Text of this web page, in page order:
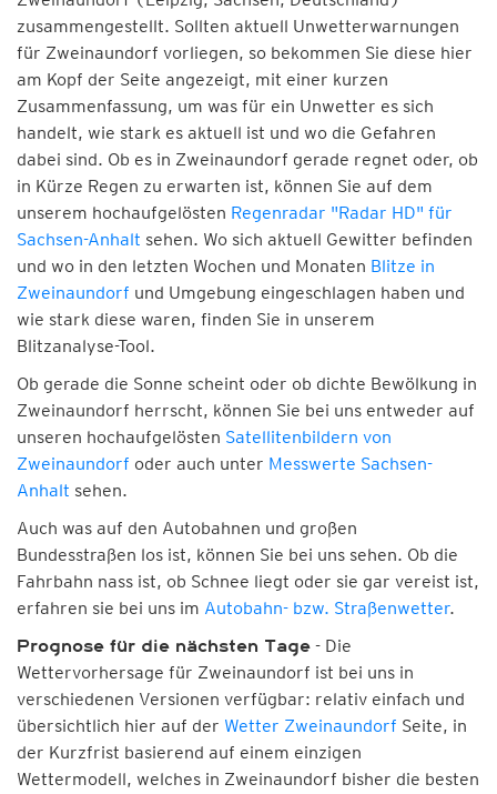
zusammengestellt. Sollten aktuell Unwetterwarnungen
für Zweinaundorf vorliegen, so bekommen Sie diese hier
am Kopf der Seite angezeigt, mit einer kurzen
Zusammenfassung, um was für ein Unwetter es sich
handelt, wie stark es aktuell ist und wo die Gefahren
dabei sind. Ob es in Zweinaundorf gerade regnet oder, ob
in Kürze Regen zu erwarten ist, können Sie auf dem
unserem hochaufgelösten Regenradar "Radar HD" für
Sachsen-Anhalt sehen. Wo sich aktuell Gewitter befinden
und wo in den letzten Wochen und Monaten Blitze in
Zweinaundorf und Umgebung eingeschlagen haben und
wie stark diese waren, finden Sie in unserem
Blitzanalyse-Tool.
Ob gerade die Sonne scheint oder ob dichte Bewölkung in
Zweinaundorf herrscht, können Sie bei uns entweder auf
unseren hochaufgelösten Satellitenbildern von
Zweinaundorf oder auch unter Messwerte Sachsen-
Anhalt sehen.
Auch was auf den Autobahnen und großen
Bundesstraßen los ist, können Sie bei uns sehen. Ob die
Fahrbahn nass ist, ob Schnee liegt oder sie gar vereist ist,
erfahren sie bei uns im Autobahn- bzw. Straßenwetter.
Prognose für die nächsten Tage - Die
Wettervorhersage für Zweinaundorf ist bei uns in
verschiedenen Versionen verfügbar: relativ einfach und
übersichtlich hier auf der Wetter Zweinaundorf Seite, in
der Kurzfrist basierend auf einem einzigen
Wettermodell, welches in Zweinaundorf bisher die besten